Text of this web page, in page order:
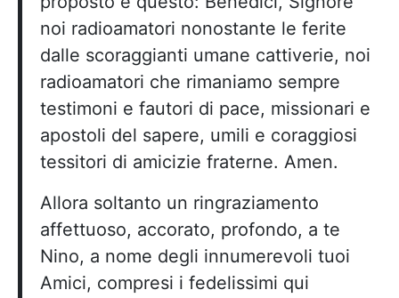
noi radioamatori nonostante le ferite
dalle scoraggianti umane cattiverie, noi
radioamatori che rimaniamo sempre
testimoni e fautori di pace, missionari e
apostoli del sapere, umili e coraggiosi
tessitori di amicizie fraterne. Amen.
Allora soltanto un ringraziamento
affettuoso, accorato, profondo, a te
Nino, a nome degli innumerevoli tuoi
Amici, compresi i fedelissimi qui